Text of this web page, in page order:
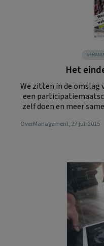
Het
We zitten in de omslag
een
zelf doen en meer
OverManagement, 27 juli 2015